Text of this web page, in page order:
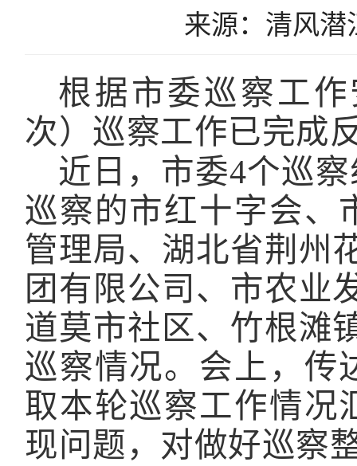
来源：清风潜
根据市委巡察工
次）巡察工作已完成
近日，市委4个巡
巡察的市红十字会、
管理局、湖北省荆州
团有限公司、市农业
道莫市社区、竹根滩
巡察情况。会上，传
取本轮巡察工作情况
现问题，对做好巡察